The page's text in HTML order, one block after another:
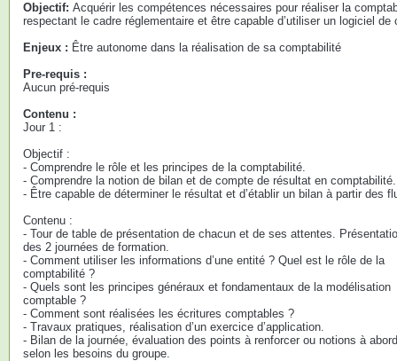
Objectif: Acquérir les compétences nécessaires pour réaliser la
respectant le cadre réglementaire et être capable d’utiliser un logiciel de
Enjeux : Être autonome dans la réalisation de sa comptabilité
Pre-requis :
Aucun pré-requis
Contenu :
Jour 1 :
Objectif :
- Comprendre le rôle et les principes de la comptabilité.
- Comprendre la notion de bilan et de compte de résultat en comptabilité.
- Être capable de déterminer le résultat et d’établir un bilan à partir des
Contenu :
- Tour de table de présentation de chacun et de ses attentes.
des 2 journées de formation.
- Comment utiliser les informations d’une entité ? Quel est le rôle de la
comptabilité ?
- Quels sont les principes généraux et fondamentaux de la modélisation
comptable ?
- Comment sont réalisées les écritures comptables ?
- Travaux pratiques, réalisation d’un exercice d’application.
- Bilan de la journée, évaluation des points à renforcer ou notions à
selon les besoins du groupe.